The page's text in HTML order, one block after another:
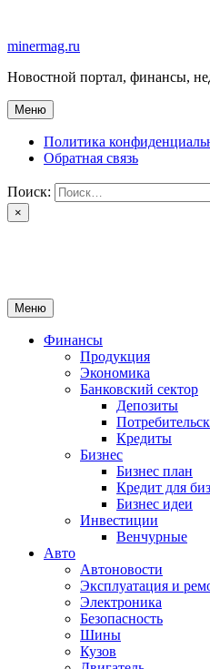
содержимому
minermag.ru
Новостной портал, финансы,
Меню
Политика
Обратная связь
Поиск:
×
Меню
Финансы
Продукция
Экономика
Банковский сектор
Депозиты
Кредиты
Бизнес
Бизнес план
Кредит для
Бизнес идеи
Инвестиции
Венчурные
Авто
Автоновости
Эксплуатация и
Электроника
Безопасность
Шины
Кузов